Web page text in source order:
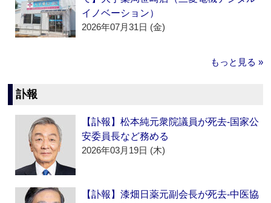
イノベーション）
2026年07月31日 (金)
もっと見る »
訃報
【訃報】松本純元衆院議員が死去‐国家公
安委員長など務める
2026年03月19日 (木)
【訃報】漆畑日薬元副会長が死去‐中医協